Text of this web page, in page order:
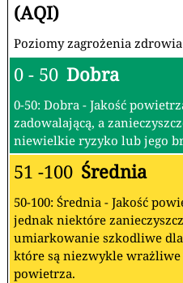
(AQI)
Poziomy zagrożenia zdrowia
0 - 50 Dobra
0-50: Dobra - Jakość
zadowalającą, a
niewielkie ryzyko lub jego
51 -100 Średnia
50-100: Średnia - Jakość
jednak niektóre
umiarkowanie szkodliwe
które są niezwykle wrażliwe
powietrza.